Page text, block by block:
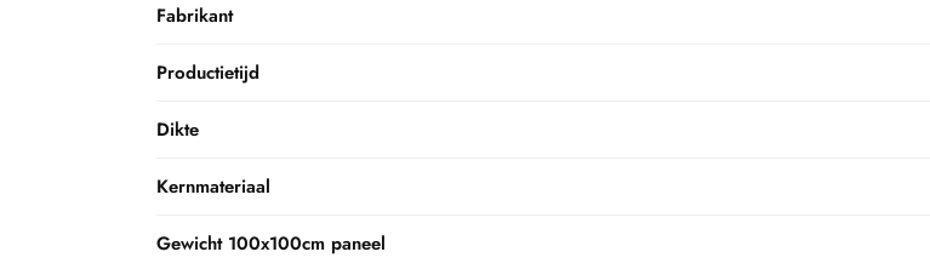
Fabrikant
Productietijd
Dikte
Kernmateriaal
Gewicht 100x100cm paneel